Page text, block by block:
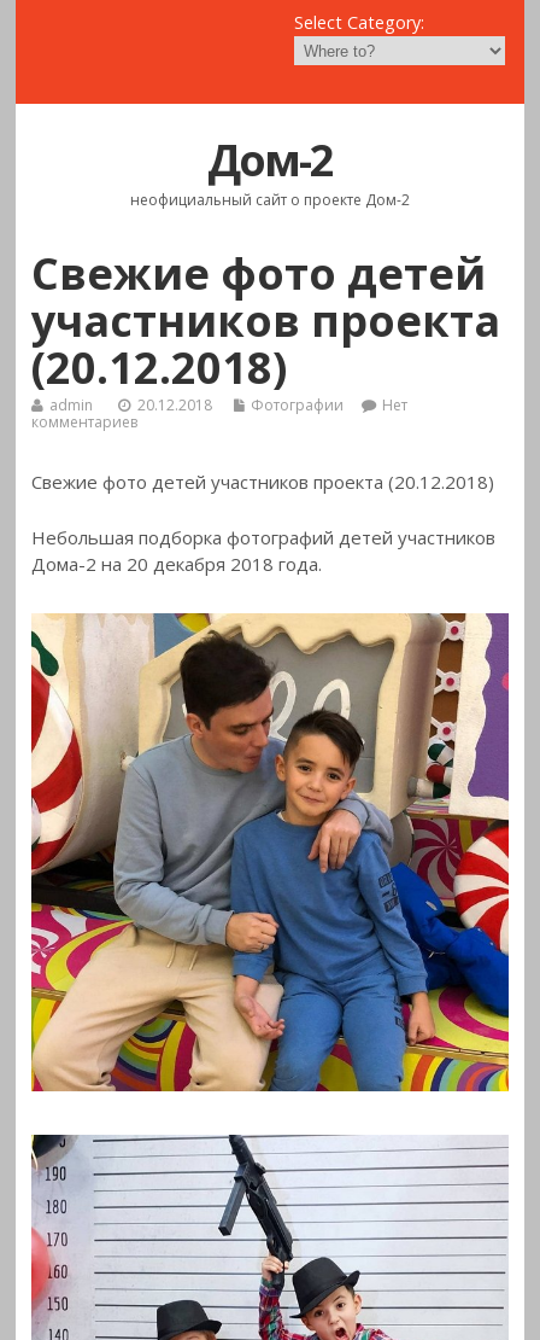
Select Category:
Дом-2
неофициальный сайт о проекте Дом-2
Свежие фото детей
участников проекта
(20.12.2018)
admin 20.12.2018 Фотографии
Нет
комментариев
Свежие фото детей участников проекта (20.12.2018)
Небольшая подборка фотографий детей участников
Дома-2 на 20 декабря 2018года.